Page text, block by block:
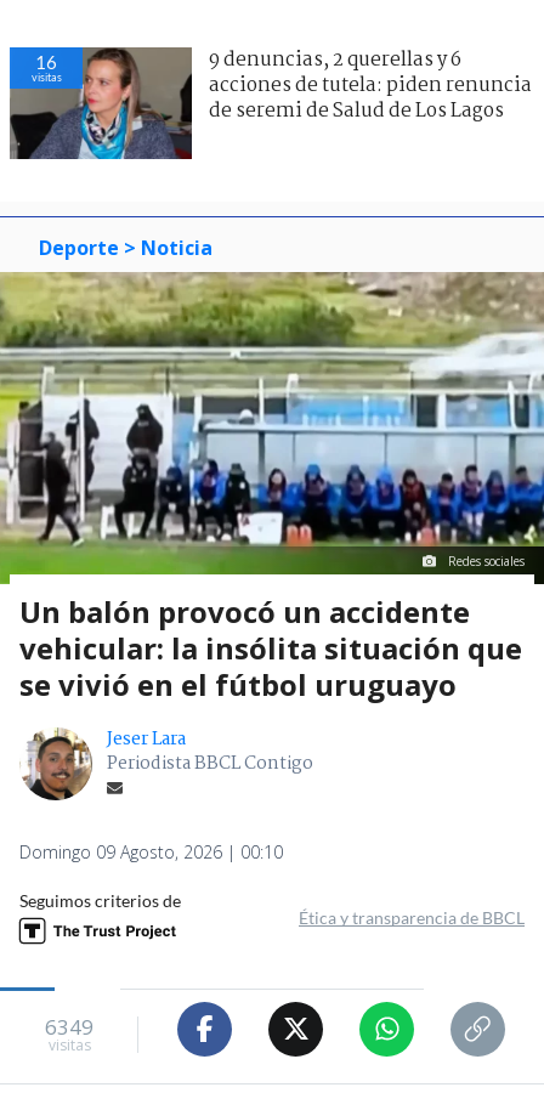
16
visitas
9 denuncias, 2 querellas y 6
acciones de tutela: piden renuncia
de seremi de Salud de Los Lagos
Deporte > Noticia
Redes sociales
Un balón provocó un accidente
vehicular: la insólita situación que
se vivió en el fútbol uruguayo
Jeser Lara
Periodista BBCL Contigo
Domingo 09 Agosto, 2026 | 00:10
Seguimos criterios de
Ética y transparencia de BBCL
6349
visitas